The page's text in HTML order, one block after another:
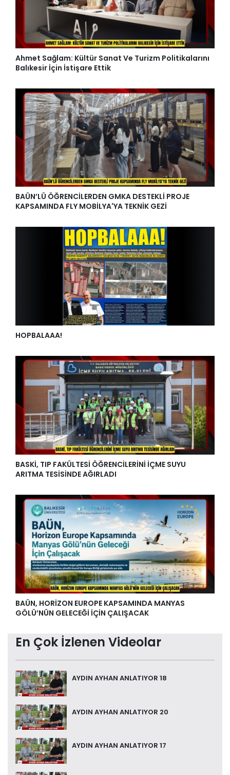
Ahmet Sağlam: Kültür Sanat Ve Turizm Politikalarını
Balıkesir İçin İstişare Ettik
BAÜN’LÜ ÖĞRENCİLERDEN GMKA DESTEKLİ PROJE
KAPSAMINDA FLY MOBİLYA'YA TEKNİK GEZİ
HOPBALAAA!
BASKİ, TIP FAKÜLTESİ ÖĞRENCİLERİNİ İÇME SUYU
ARITMA TESİSİNDE AĞIRLADI
BAÜN, HORİZON EUROPE KAPSAMINDA MANYAS
GÖLÜ’NÜN GELECEĞİ İÇİN ÇALIŞACAK
En Çok İzlenen Videolar
AYDIN AYHAN ANLATIYOR 18
AYDIN AYHAN ANLATIYOR 20
AYDIN AYHAN ANLATIYOR 17